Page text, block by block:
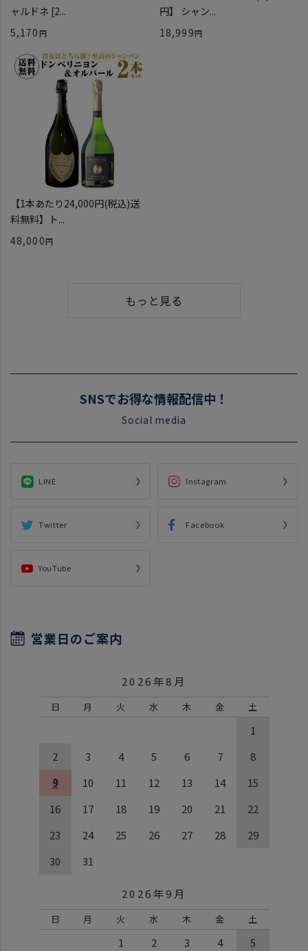
ャルドネ [2...
5,170
円】 シャン...
18,999
【1本あたり24,000円(税込)送
料無料】ト...
48,000
もっと見る
SNSでお得な情報配信中！
Social media
LINE Instagram
Twitter Facebook
YouTube
営業日のご案内
2026年8月
日 月 火 水 木 金 土
1
2
3 4 5 6 7
8
9
10 11 12 13 14
15
16
17 18 19 20 21
22
23
24 25 26 27 28
29
30
31
2026年9月
日 月 火 水 木 金 土
1 2 3 4
5